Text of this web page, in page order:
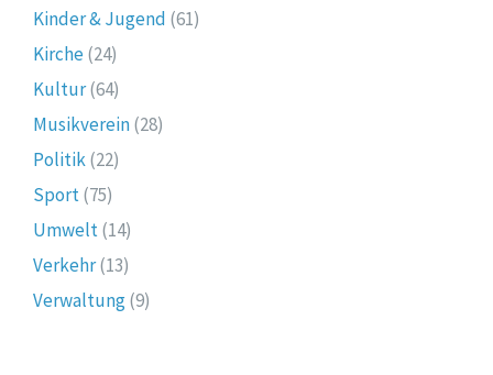
Kinder & Jugend (61)
Kirche(24)
Kultur(64)
Musikverein(28)
Politik(22)
Sport(75)
Umwelt(14)
Verkehr(13)
Verwaltung(9)